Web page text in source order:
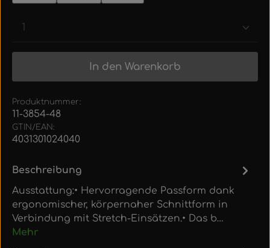
Produkt Anzahl: Gib den gewünschten Wert
In den Warenkorb
Produktnummer:
11-3854-48
GTIN/EAN:
4031301024040
Beschreibung
Ausstattung:• Hervorragende Passform dank
ergonomischer, körpernaher Schnittform in
Verbindung mit Stretch-Einsätzen.• Das b…
Mehr